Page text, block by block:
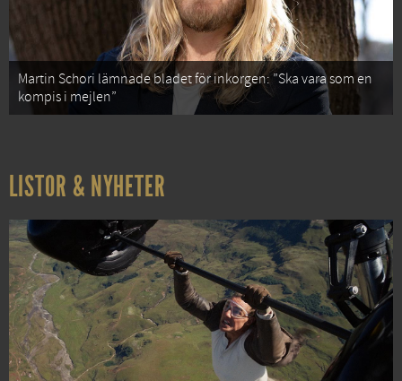
Martin Schori lämnade bladet för inkorgen: ”Ska vara som en
kompis i mejlen”
LISTOR & NYHETER